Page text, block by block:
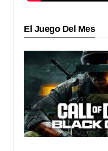
El Juego Del Mes